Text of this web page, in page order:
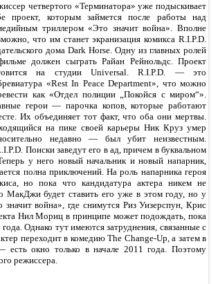
четвертого «Терминатора» уже подыскивает
проект, которым займется после работы над
триллером «Это значит война». Вполне
что им станет экранизация комикса R.I.P.D.
дома Dark Horse. Одну из главных ролей
должен сыграть Райан Рейнольдс. Проект
на студии Universal. R.I.P.D. — это
«Rest In Peace Department», что можно
как «Отдел полиции „Покойся с миром“».
герои — парочка копов, которые работают
Их объединяет тот факт, что оба они мертвы.
на пике своей карьеры Ник Круз умер
недавно — был убит неизвестным.
Поиски заведут его в ад, причем в буквальном
у него новый начальник и новый напарник,
полна приключений. На роль напарника героя
но пока что кандидатура актера никем не
МакДжи будет ставить его уже в этом году, но у
война», где снимутся Риз Уизерспун, Крис
Нил Мориц в принципе может подождать, пока
Однако тут имеются затруднения, связанные с
переходит в комедию The Change-Up, а затем в
есть окно только в начале 2011 года. Поэтому
режиссера.